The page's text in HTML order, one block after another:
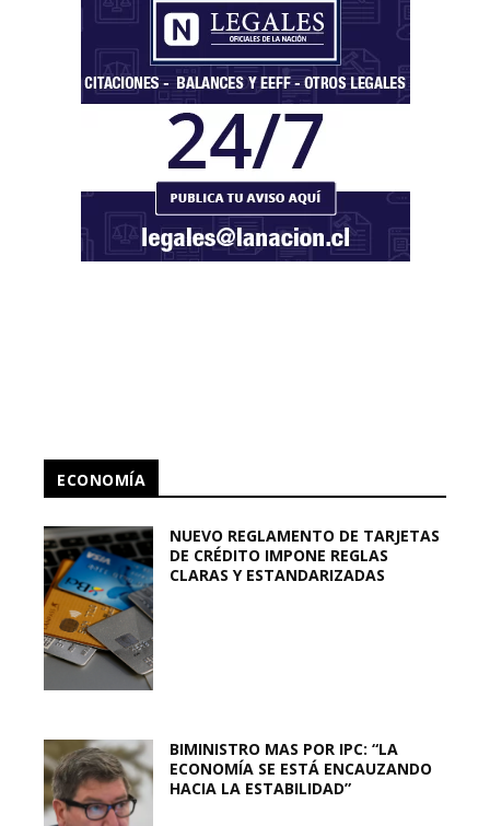
ECONOMÍA
NUEVO REGLAMENTO DE TARJETAS
DE CRÉDITO IMPONE REGLAS
CLARAS Y ESTANDARIZADAS
BIMINISTRO MAS POR IPC: “LA
ECONOMÍA SE ESTÁ ENCAUZANDO
HACIA LA ESTABILIDAD”